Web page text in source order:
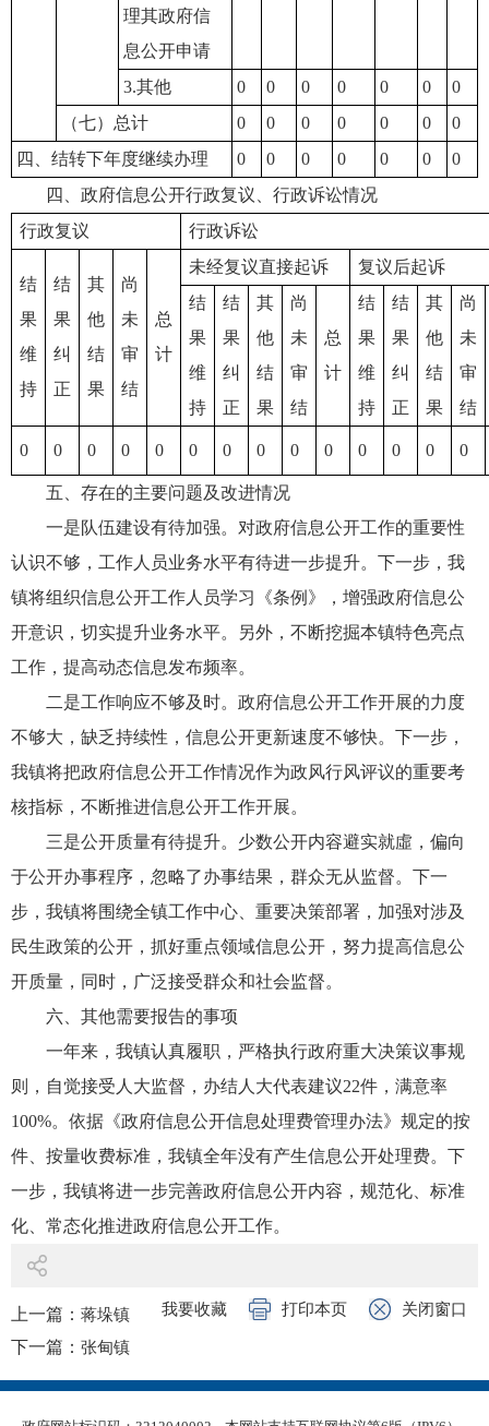
理其政府信
息公开申请
3.其他 0 0 0 0 0 0
0
（七）总计
0 0 0 0 0 0
0
四、结转下年度继续办理
0 0 0 0 0 0
0
四、政府信息公开行政复议、行政诉讼情况
行政复议
行政诉讼
结
果
维
持
结
果
纠
正
其
他
结
果
尚
未
审
结
总
计
未经复议直接起诉
复议后起诉
结
果
维
持
结
果
纠
正
其
他
结
果
尚
未
审
结
总
计
结
果
维
持
结
果
纠
正
其
他
结
果
尚
未
审
结
0 0 0 0 0 0 0 0 0 0 0 0 0 0
五、存在的主要问题及改进情况
一是队伍建设有待加强。对政府信息公开工作的重要性
认识不够，工作人员业务水平有待进一步提升。下一步，我
镇将组织信息公开工作人员学习《条例》，增强政府信息公
开意识，切实提升业务水平。另外，不断挖掘本镇特色亮点
工作，提高动态信息发布频率。
二是工作响应不够及时。政府信息公开工作开展的力度
不够大，缺乏持续性，信息公开更新速度不够快。下一步，
我镇将把政府信息公开工作情况作为政风行风评议的重要考
核指标，不断推进信息公开工作开展。
三是公开质量有待提升。少数公开内容避实就虛，偏向
于公开办事程序，忽略了办事结果，群众无从监督。下一
步，我镇将围绕全镇工作中心、重要决策部署，加强对涉及
民生政策的公开，抓好重点领域信息公开，努力提高信息公
开质量，同时，广泛接受群众和社会监督。
六、其他需要报告的事项
一年来，我镇认真履职，严格执行政府重大决策议事规
则，自觉接受人大监督，办结人大代表建议22件，满意率
100%。依据《政府信息公开信息处理费管理办法》规定的按
件、按量收费标准，我镇全年没有产生信息公开处理费。下
一步，我镇将进一步完善政府信息公开内容，规范化、标准
化、常态化推进政府信息公开工作。
我要收藏 打印本页 关闭窗口
上一篇： 蒋垛镇
下一篇： 张甸镇